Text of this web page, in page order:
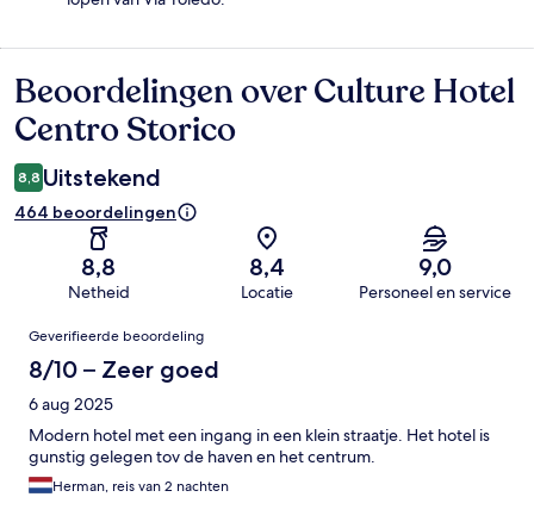
Beoordelingen
Beoordelingen over Culture Hotel
Centro Storico
8,8 Uitstekend
464 beoordelingen
8,8
Netheid
8,4
Locatie
9,0
Personeel en service
Beoordelingen
Geverifieerde beoordeling
8/10 – Zeer goed
6 aug 2025
Modern hotel met een ingang in een klein straatje. Het hotel is
gunstig gelegen tov de haven en het centrum.
Herman, reis van 2 nachten